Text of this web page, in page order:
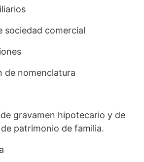
sociedad comercial
de nomenclatura
gravamen hipotecario y de
patrimonio de familia.